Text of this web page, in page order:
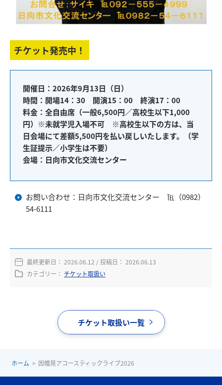
チケット発売中！
開催日：2026年9月13日（日）
時間：開場14：30 開演15：00 終演17：00
料金：全自由席（一般6,500円／高校生以下1,000
円）※未就学児入場不可 ※高校生以下の方は、当
日会場にて差額5,500円を払い戻しいたします。（学
生証提示／小学生は不要）
会場：日向市文化交流センター
お問い合わせ：日向市文化交流センター ℡（0982）
54-6111
最終更新日： 2026.06.12 / 投稿日： 2026.06.13
カテゴリー： チケット取扱い
チケット取扱い一覧
ホーム 因幡晃アコースティックライブ2026